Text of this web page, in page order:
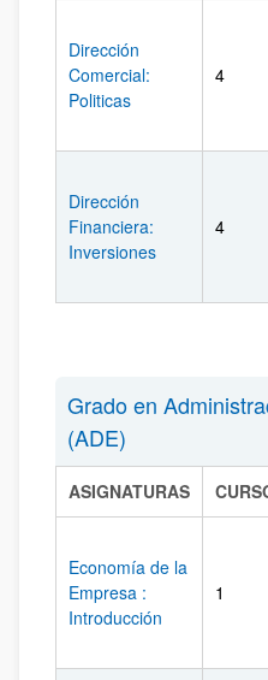
Dirección
Comercial:
Politicas
4
Dirección
Financiera:
Inversiones
4
Grado en
(ADE)
ASIGNATURAS
Economía de la
Empresa :
Introducción
1